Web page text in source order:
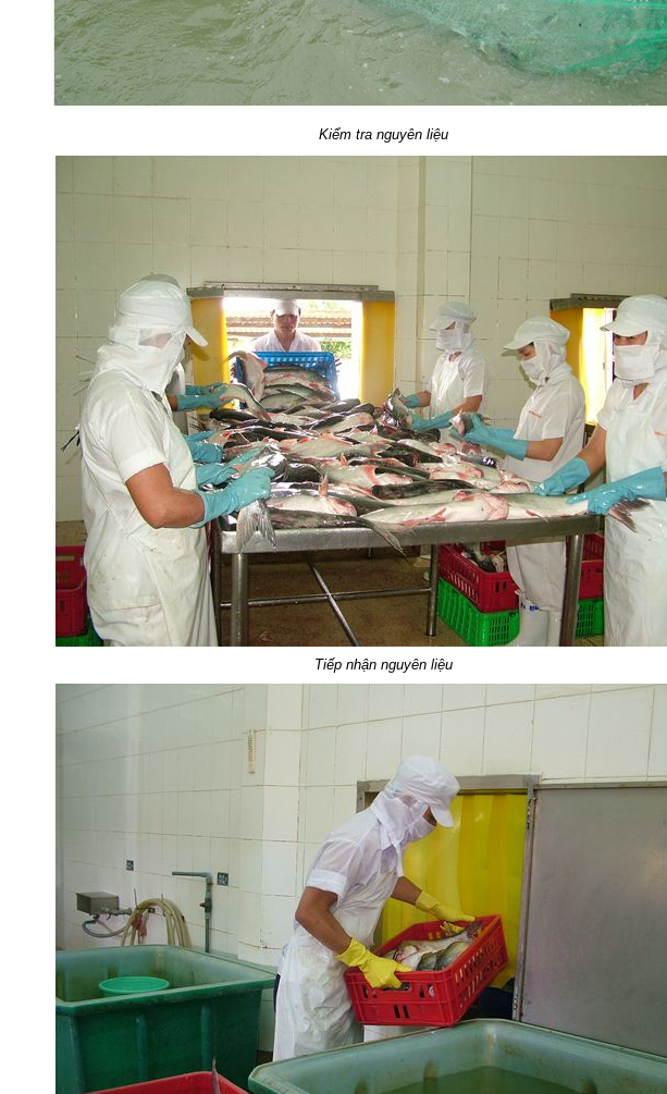
Kiểm tra nguyên liệu
Tiếp nhận nguyên liệu